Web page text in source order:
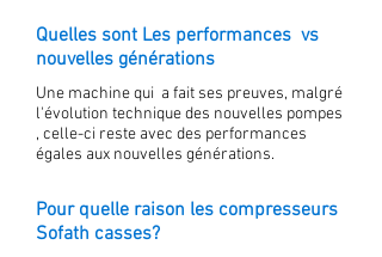
Quelles sont Les performances vs
nouvelles générations
Une machine qui a fait ses preuves, malgré
l'évolution technique des nouvelles pompes
, celle-ci reste avec des performances
égales aux nouvelles générations.
Pour quelle raison les compresseurs
Sofath casses?